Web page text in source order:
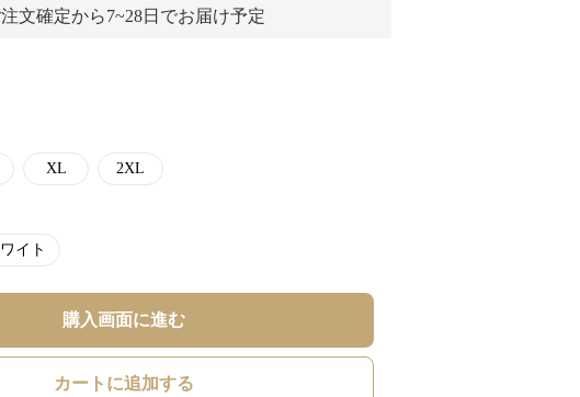
文確定から7~28日でお届け予定
XL 2XL
イト
購入画面に進む
カートに追加する